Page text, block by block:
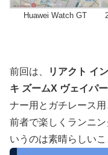
Huawei Watch GT
前回は、 リアクト イ
キ ズームX ヴェイパ
ナー用とガチレース
前者で楽しくランニ
いうのは素晴らしいこ